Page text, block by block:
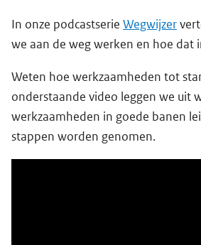
In onze podcastserie Wegwijzer
we aan de weg werken en hoe dat
Weten hoe werkzaamheden tot
onderstaande video leggen we uit
werkzaamheden in goede banen
stappen worden genomen.